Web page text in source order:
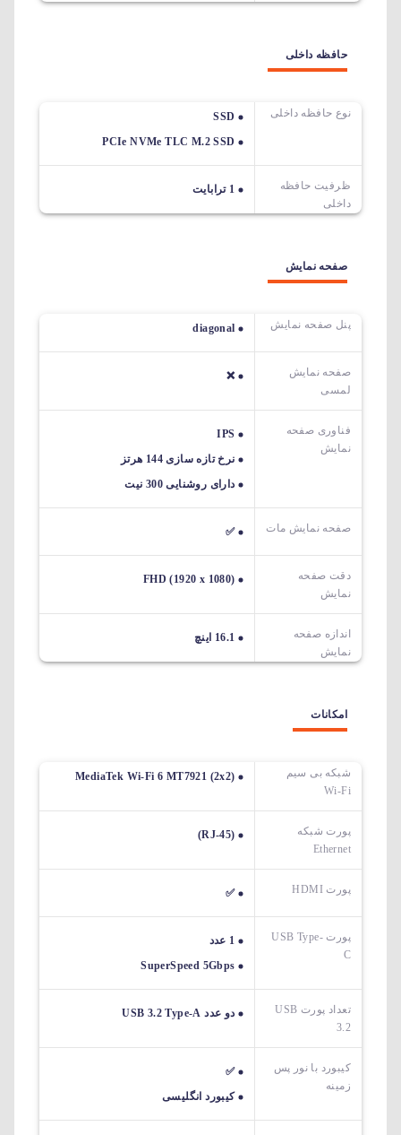
حافظه داخلی
نوع حافظه داخلی
SSD
PCIe NVMe TLC M.2 SSD
ظرفیت حافظه
داخلی
1 ترابایت
صفحه نمایش
پنل صفحه نمایش diagonal
صفحه نمایش
لمسی
❌
فناوری صفحه
نمایش
IPS
نرخ تازه سازی 144 هرتز
دارای روشنایی 300 نیت
صفحه نمایش مات ✅
دقت صفحه
نمایش
FHD (1920 x 1080)
اندازه صفحه
نمایش
16.1 اینچ
امکانات
شبکه بی سیم
Wi-Fi
MediaTek Wi-Fi 6 MT7921 (2x2)
پورت شبکه
Ethernet
(RJ-45)
پورت HDMI ✅
پورت USB Type-
C
1 عدد
SuperSpeed 5Gbps
تعداد پورت USB
3.2
دو عدد USB 3.2 Type-A
کیبورد با نور پس
زمینه
✅
کیبورد انگلیسی